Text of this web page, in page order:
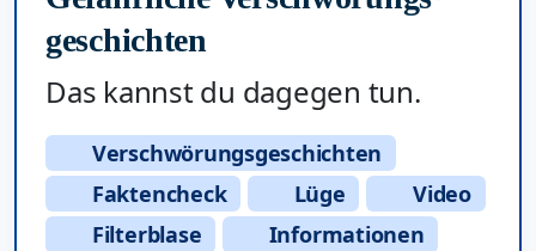
geschichten
Das kannst du dagegen tun.
Verschwörungsgeschichten
Faktencheck
Lüge
Video
Filterblase
Informationen